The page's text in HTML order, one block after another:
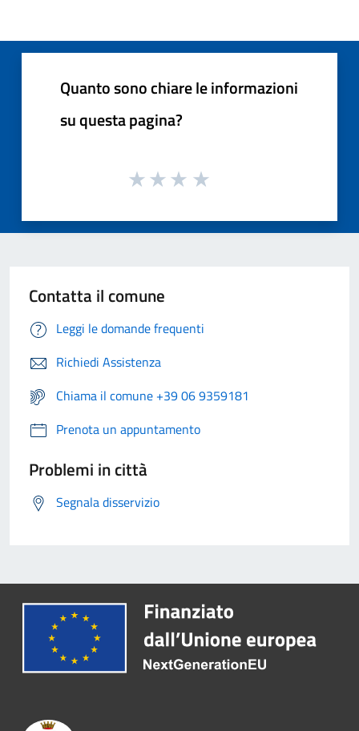
Quanto sono chiare le informazioni
su questa pagina?
Contatta il comune
Leggi le domande frequenti
Richiedi Assistenza
Chiama il comune +39 06 9359181
Prenota un appuntamento
Problemi in città
Segnala disservizio